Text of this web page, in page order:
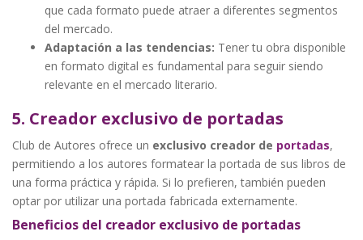
que cada formato puede atraer a diferentes segmentos
del mercado.
Adaptación a las tendencias: Tener tu obra disponible
en formato digital es fundamental para seguir siendo
relevante en el mercado literario.
5. Creador exclusivo de portadas
Club de Autores ofrece un exclusivo creador de portadas,
permitiendo a los autores formatear la portada de sus libros de
una forma práctica y rápida. Si lo prefieren, también pueden
optar por utilizar una portada fabricada externamente.
Beneficios del creador exclusivo de portadas